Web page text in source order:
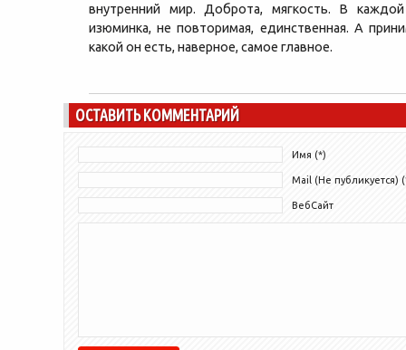
внутренний мир. Доброта, мягкость. В
изюминка, не повторимая, единственная. А
какой он есть, наверное, самое главное.
ОСТАВИТЬ КОММЕНТАРИЙ
Имя (*)
Mail (Не публикуется)
ВебСайт